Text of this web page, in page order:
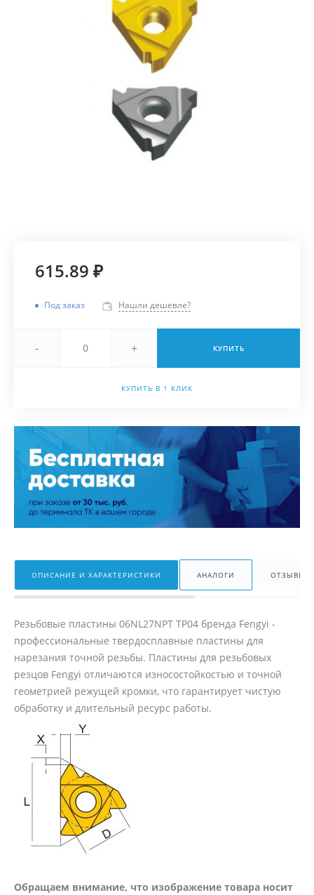
615.89 ₽
Под заказ Нашли дешевле?
- + КУПИТЬ
КУПИТЬ В 1 КЛИК
ОПИСАНИЕ И ХАРАКТЕРИСТИКИ АНАЛОГИ ОТЗЫВЫ
Резьбовые пластины 06NL27NPT TP04 бренда Fengyi -
профессиональные твердосплавные пластины для
нарезания точной резьбы. Пластины для резьбовых
резцов Fengyi отличаются износостойкостью и точной
геометрией режущей кромки, что гарантирует чистую
обработку и длительный ресурс работы.
Обращаем внимание, что изображение товара носит